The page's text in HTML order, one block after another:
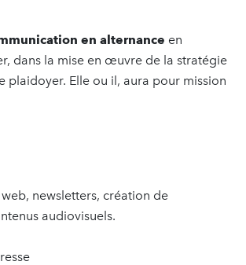
en alternance en
dans la mise en œuvre de la stratégie
Elle ou il, aura pour mission
newsletters, création de
audiovisuels.